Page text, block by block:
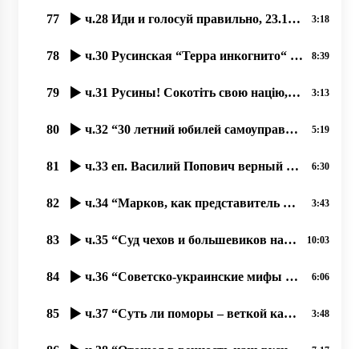
77 ч.28 Иди и голосуй правильно, 23.10.2020 прот. Димитрий Сидор 3:18
78 ч.30 Русинская “Терра инкогнито“ в центре Европы. 30.10.2020, прот. Димитрий Сидор 8:39
79 ч.31 Русины! Сокотіть свою націю, язык і історичну память! 31.10.2020 прот. Димитрий Сидор 3:13
80 ч.32 “30 летний юбилей самоуправления УПЦ“, 30.10.2020, прот. Димитрий Сидор 5:19
81 ч.33 еп. Василий Попович верный продолжатель Андрея Бачинского 31.10.2020 прот. Димитрий Сидор 6:30
82 ч.34 “Марков, как представитель Руського Міра Галичины и Киева“ 01.11.2020 прот. Димитрий Сидор 3:43
83 ч.35 “Суд чехов и большевиков над русином Андреем Бродием“ 02.11.2020 прот. Димитрий Сидор 10:03
84 ч.36 “Советско-украинские мифы об освобождении Ужгорода“ 03.11.2020 прот. Димитрий Сидор 6:06
85 ч.37 “Суть ли поморы – веткой карпато-русинского народа؟“ 04.11.2020 прот. Димитрий Сидор 3:48